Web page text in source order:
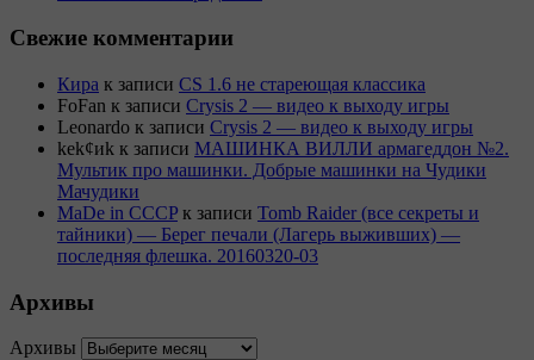
Свежие комментарии
Кира к записи CS 1.6 не стареющая классика
FoFan к записи Crysis 2 — видео к выходу игры
Leonardo к записи Crysis 2 — видео к выходу игры
kek¢иk к записи МАШИНКА ВИЛЛИ армагеддон №2.
Мультик про машинки. Добрые машинки на Чудики
Мачудики
MaDe in CCCP к записи Tomb Raider (все секреты и
тайники) — Берег печали (Лагерь выживших) —
последняя флешка. 20160320-03
Архивы
Архивы